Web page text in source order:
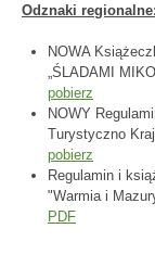
Odznaki regionalne:
NOWA
„ŚLADAMI
pobierz
NOWY
Turystyczno
pobierz
Regulamin i
"Warmia i
PDF